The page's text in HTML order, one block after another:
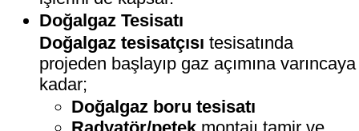
Doğalgaz Tesisatı
Doğalgaz tesisatçısı tesisatında
projeden başlayıp gaz açımına varıncaya
kadar;
Doğalgaz boru tesisatı